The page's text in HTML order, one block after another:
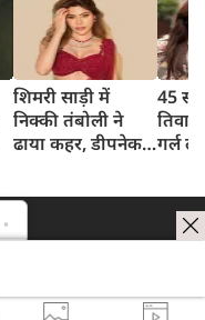
शिमरी साड़ी में
निक्की तंबोली ने
ढाया कहर, डीपनेक
45
गर्ल